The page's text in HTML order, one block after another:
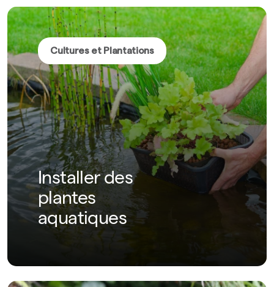
Cultures et Plantations
Installer des
plantes
aquatiques